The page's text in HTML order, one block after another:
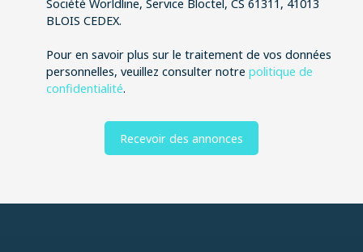
Société Worldline, Service Bloctel, CS 61311, 41013
BLOIS CEDEX.
Pour en savoir plus sur le traitement de vos données
personnelles, veuillez consulter notre politique de
confidentialité.
Recevoir des annonces